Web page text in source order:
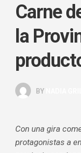
Carne
la
BY
Con una gira
protagonistas a